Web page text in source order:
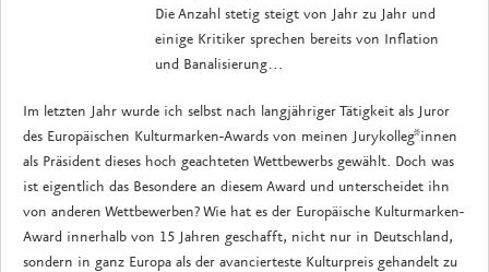
Die Anzahl stetig steigt von Jahr zu Jahr und
einige Kritiker sprechen bereits von Inflation
und Banalisierung…
Im letzten Jahr wurde ich selbst nach langjähriger Tätigkeit als Juror
des Europäischen Kulturmarken-Awards von meinen Jurykolleg*innen
als Präsident dieses hoch geachteten Wettbewerbs gewählt. Doch was
ist eigentlich das Besondere an diesem Award und unterscheidet ihn
von anderen Wettbewerben? Wie hat es der Europäische Kulturmarken-
Award innerhalb von 15 Jahren geschafft, nicht nur in Deutschland,
sondern in ganz Europa als der avancierteste Kulturpreis gehandelt zu